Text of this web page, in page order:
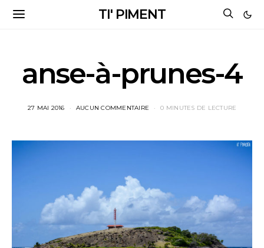
TI' PIMENT
anse-à-prunes-4
27 MAI 2016 AUCUN COMMENTAIRE 0 MINUTES DE LECTURE